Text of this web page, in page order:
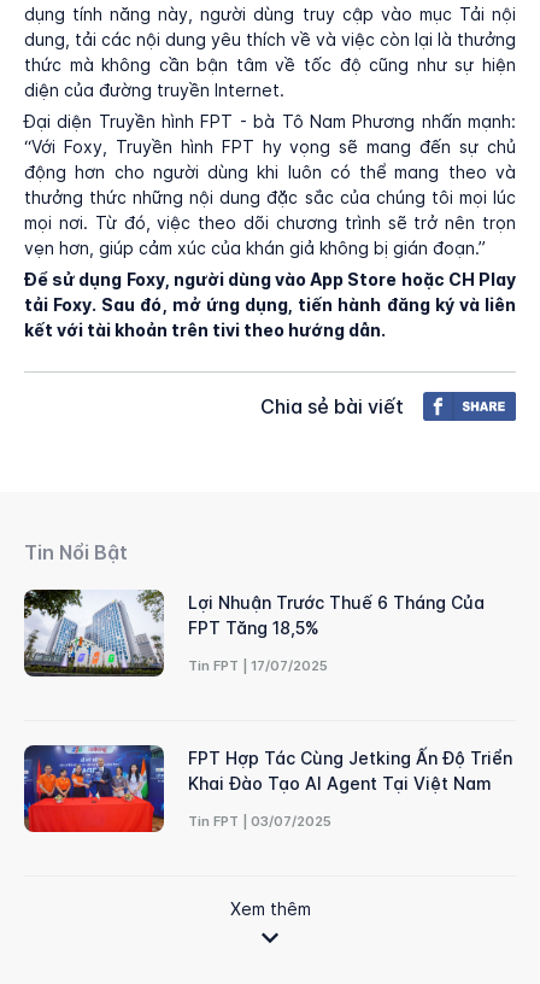
dụng tính năng này, người dùng truy cập vào mục Tải nội
dung, tải các nội dung yêu thích về và việc còn lại là thưởng
thức mà không cần bận tâm về tốc độ cũng như sự hiện
diện của đường truyền Internet.
Đại diện Truyền hình FPT - bà Tô Nam Phương nhấn mạnh:
“Với Foxy, Truyền hình FPT hy vọng sẽ mang đến sự chủ
động hơn cho người dùng khi luôn có thể mang theo và
thưởng thức những nội dung đặc sắc của chúng tôi mọi lúc
mọi nơi. Từ đó, việc theo dõi chương trình sẽ trở nên trọn
vẹn hơn, giúp cảm xúc của khán giả không bị gián đoạn.”
Để sử dụng Foxy, người dùng vào App Store hoặc CH Play
tải Foxy. Sau đó, mở ứng dụng, tiến hành đăng ký và liên
kết với tài khoản trên tivi theo hướng dẫn.
Chia sẻ bài viết
Tin Nổi Bật
Lợi Nhuận Trước Thuế 6 Tháng Của
FPT Tăng 18,5%
Tin FPT | 17/07/2025
FPT Hợp Tác Cùng Jetking Ấn Độ Triển
Khai Đào Tạo AI Agent Tại Việt Nam
Tin FPT | 03/07/2025
Xem thêm